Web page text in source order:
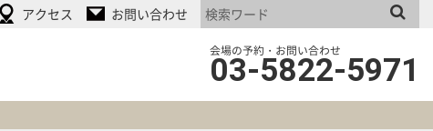
アクセス お問い合わせ
会場の予約・お問い合わせ
03-5822-5971